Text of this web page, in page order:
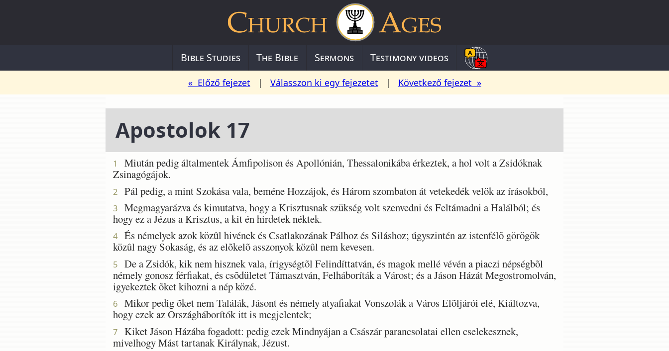
Bible Studies The Bible Sermons Testimony videos
« Előző fejezet | Válasszon ki egy fejezetet | Következő fejezet »
Apostolok 17
1
Miután pedig általmentek Ámfipolison és Apollónián, Thessalonikába érkeztek, a hol volt a Zsidóknak
Zsinagógájok.
2 Pál pedig, a mint Szokása vala, beméne Hozzájok, és Három szombaton át vetekedék velök az írásokból,
3
Megmagyarázva és kimutatva, hogy a Krisztusnak szükség volt szenvedni és Feltámadni a Halálból; és
hogy ez a Jézus a Krisztus, a kit én hirdetek néktek.
4
És némelyek azok közûl hivének és Csatlakozának Pálhoz és Siláshoz; úgyszintén az istenfélõ görögök
közûl nagy Sokaság, és az elõkelõ asszonyok közûl nem kevesen.
5
De a Zsidók, kik nem hisznek vala, írigységtõl Felindíttatván, és magok mellé vévén a piaczi népségbõl
némely gonosz férfiakat, és csõdületet Támasztván, Felháboríták a Várost; és a Jáson Házát Megostromolván,
igyekeztek õket kihozni a nép közé.
6
Mikor pedig õket nem Találák, Jásont és némely atyafiakat Vonszolák a Város Elõljárói elé, Kiáltozva,
hogy ezek az Országháborítók itt is megjelentek;
7
Kiket Jáson Házába fogadott: pedig ezek Mindnyájan a Császár parancsolatai ellen cselekesznek,
mivelhogy Mást tartanak Királynak, Jézust.